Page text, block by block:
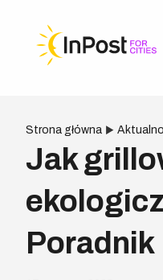
Strona główna
Jak
Poradnik